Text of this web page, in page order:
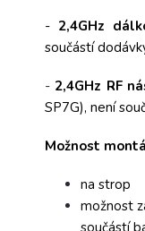
- 2,4GHz
součástí
- 2,4GHz RF
SP7G), není
Možnost
na strop
možnost
součástí